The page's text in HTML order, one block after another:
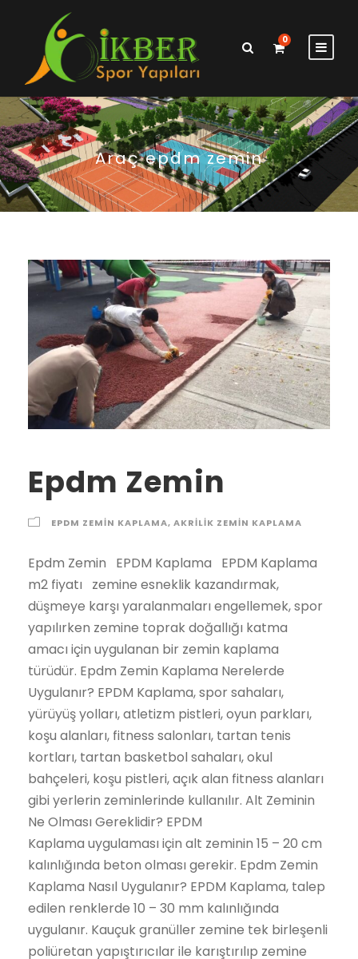
0
Araç epdm zemin
Epdm Zemin
EPDM ZEMIN KAPLAMA, AKRILIK ZEMIN KAPLAMA
Epdm Zemin EPDM Kaplama EPDM Kaplama m2 fiyatı zemine esneklik kazandırmak, düşmeye karşı yaralanmaları engellemek, spor yapılırken zemine toprak doğallığı katma amacı için uygulanan bir zemin kaplama türüdür. Epdm Zemin Kaplama Nerelerde Uygulanır? EPDM Kaplama, spor sahaları, yürüyüş yolları, atletizm pistleri, oyun parkları, koşu alanları, fitness salonları, tartan tenis kortları, tartan basketbol sahaları, okul bahçeleri, koşu pistleri, açık alan fitness alanları gibi yerlerin zeminlerinde kullanılır. Alt Zeminin Ne Olması Gereklidir? EPDM Kaplama uygulaması için alt zeminin 15 – 20 cm kalınlığında beton olması gerekir. Epdm Zemin Kaplama Nasıl Uygulanır? EPDM Kaplama, talep edilen renklerde 10 – 30 mm kalınlığında uygulanır. Kauçuk granüller zemine tek birleşenli poliüretan yapıştırıcılar ile karıştırılıp zemine uygulanır. 1.Kat: SBR Kauçuk 2.Kat: EPDM Kauçuk EPDM Kaplama Ne Zaman Uygulanır? EPDM Kaplama yapılabilmesi için havanın yağışsız ve nemli olması gerekmektedir. Önerilen sıcaklık + 20 C’dir. Epdm Kaplama Çeşitleri Nedir? EPDM Kaplama standartlara göre farklı şekillerde uygulanmaktadır. 8 + 5 EPDM Kaplama 2.8 + 7 EPDM Kaplama 3. 13 + 7 EPDM Kaplama 4. 23 + 7 EPDM Kaplama 5. İsteğe bağlı özel kalınlıklarda uygulanır. Epdm Zemin Kaplama Fiyatları EPDM Kaplama Fiyatları uygulanacak yerin metrajına, seçilen malzemenin kalitesine, epdm kaplamanın kalınlık tabakasına ( 8mm Sbr + 5mm Epdm, 8mm Sbr + 7mm Epdm, 23mm Sbr + 7mm Epdm), seçilecek kauçuk granüllerin renklerine, yapıştırıcının ithal ya da yerli olup olmamasına göre değişmektedir EPDM Kaplama, zemine esneklik kazandırmak, düşmeye karşı yaralanmaları engellemek, spor yapılırken zemine toprak doğallığı katma amacı için uygulanan bir zemin kaplama türüdür. Epdm Zemin Kaplama Nerelerde Uygulanır? EPDM Kaplama, spor sahaları, yürüyüş yolları, atletizm pistleri, oyun parkları, koşu alanları, fitness salonları, tartan tenis kortları, tartan basketbol sahaları, okul bahçeleri, koşu pistleri, açık alan fitness alanları gibi yerlerin zeminlerinde kullanılır. Alt Zeminin Ne Olması Gereklidir? EPDM Kaplama uygulaması için alt zeminin 15 – 20 cm kalınlığında beton olması gerekir. Epdm Zemin Kaplama Nasıl Uygulanır? EPDM Kaplama, talep edilen renklerde 10 – 30 mm kalınlığında uygulanır. Kauçuk granüller zemine tek birleşenli poliüretan yapıştırıcılar ile karıştırılıp zemine uygulanır. 1.Kat: SBR Kauçuk 2.Kat: EPDM Kauçuk EPDM Kaplama Ne Zaman Uygulanır? EPDM Kaplama yapılabilmesi için havanın yağışsız ve nemli olması gerekmektedir. Önerilen sıcaklık + 20 C’dir. Epdm Kaplama Çeşitleri Nedir? EPDM Kaplama standartlara göre farklı şekillerde uygulanmaktadır. 8 + 5 EPDM Kaplama 2.8 + 7 EPDM Kaplama 3. 13 + 7 EPDM Kaplama 4. 23 + 7 EPDM Kaplama 5. İsteğe bağlı özel kalınlıklarda uygulanır. Epdm Zemin Kaplama Fiyatları EPDM Kaplama Fiyatları uygulanacak yerin metrajına, seçilen malzemenin kalitesine, epdm kaplamanın kalınlık tabakasına ( 8mm Sbr + 5mm Epdm, 8mm Sbr + 7mm Epdm, 23mm Sbr + 7mm Epdm), seçilecek kauçuk granüllerin renklerine, yapıştırıcının ithal ya da yerli olup olmamasına göre değişmektedir. EPDM zemin fiyatları Güvenlik Filesi Güvenlik filesi Emniyet Filesi Balkon Filesi Kuş Filesi Halı Saha Filesi Merdiven Filesi Sıva Filesi Suni Çim SUNİ ÇİM V-Power Suni Çim Halı Suni Çim Çok Amaçlı Saha Sentetik Çim Çim Halı Garden Suni Çim Halı Dekoratif Çim Halı TEL VE ÇİT Tel Örgü Çimenliçim Çit & Çimli Çit Panel Çit Single panel çit (Klasik panel çit) Double Panel Çit Mızraklı Panel Çit Yarasa Panel Çit Pirana Panel Çit Jiletli Panel Çit Jiletli Tel Boru Direkli Tel Çit Beton Direk Trapez Sac Spor Tesisleri Halı Saha Yapımı Açık Halı Saha Yapımı Kapalı Halı Saha Yapımı Basketbol Sahası Yapımı Beyzbol Sahası Yapımı Tenis Kortu Yapımı Golf Sahası Yapımı Spor Malzemeleri Basketbol Potası Hentbol Kalesi Futbol Kalesi Tenis Direği Skorbord Boks Ringi Tribün Koltuğu Çelik Konstrüksiyon Çelik Güçlendirmeler Çelik Endüstriyel Tesisler Çelik Hayvan Barınakları Çelik Platformlar Çelik Silo ve Tanklar Çelik Konstrüksiyon Sanayi Tesisleri Çelik Fabrika Binaları Depolar ve Hangarlar. epdm zemin 2021 2022 2023 fiyatları Şehirler İlçeler Adana epdm zemin, Adıyaman epdm zemin, Afyon epdm zemin, Ağrı epdm zemin, Amasya epdm zemin, Ankara epdm zemin, Antalya epdm zemin, Artvin epdm zemin, Aydın epdm zemin, Balıkesir epdm zemin, Bilecik epdm zemin, Bingöl epdm zemin, Bitlis epdm zemin, Bolu epdm zemin, Burdur epdm zemin, Bursa epdm zemin, Çanakkale epdm zemin, Çankırı epdm zemin, Çorum epdm zemin, Denizli epdm zemin, Diyarbakır epdm zemin, Edirne epdm zemin, Elazığ epdm zemin, Erzincan epdm zemin, Erzurum epdm zemin, Eskişehir epdm zemin, Gaziantep epdm zemin, Giresun epdm zemin, Gümüşhane epdm zemin, Hakkari epdm zemin, Hatay epdm zemin, Isparta epdm zemin, İçel (Mersin) epdm zemin, İstanbul epdm zemin, İzmir epdm zemin, Kars epdm zemin, Kastamonu epdm zemin, Kayseri epdm zemin, Kırklareli epdm zemin, Kırşehir epdm zemin, Kocaeli epdm zemin, Konya epdm zemin, Kütahya epdm zemin, Malatya epdm zemin, Manisa epdm zemin, K.maraş epdm zemin, Mardin epdm zemin, Muğla epdm zemin, Muş epdm zemin, Nevşehir epdm zemin, Niğde epdm zemin, Ordu epdm zemin, Rize epdm zemin, Sakarya epdm zemin, Samsun epdm zemin, Siirt epdm zemin, Sinop epdm zemin, Sivas epdm zemin, Tekirdağ epdm zemin, Tokat epdm zemin, Trabzon epdm zemin, Tunceli epdm zemin, Şanlıurfa epdm zemin, Uşak epdm zemin, Van epdm zemin, Yozgat epdm zemin, Zonguldak epdm zemin, Aksaray epdm zemin, Bayburt epdm zemin, Karaman epdm zemin, Kırıkkale epdm zemin, Batman epdm zemin, Şırnak epdm zemin, Bartın epdm zemin, Ardahan epdm zemin, Iğdır epdm zemin, Yalova epdm zemin, Karabük epdm zemin, Kilis epdm zemin, Osmaniye epdm zemin, Düzce epdm zemin, İbradı epdm zemin, Kaş epdm zemin, Kemer / Antalya epdm zemin, Kepez epdm zemin, Konyaaltı epdm zemin, Korkuteli epdm zemin, Gündoğmuş epdm zemin, Alpu epdm zemin, Beylikova epdm zemin, Çifteler epdm zemin, Günyüzü epdm zemin, Han epdm zemin, İnönü epdm zemin, Mahmudiye epdm zemin, Mihalgazi epdm zemin, Mihalıççık epdm zemin, Odunpazarı epdm zemin, Sarıcakaya epdm zemin, Seyitgazi epdm zemin, Sivrihisar epdm zemin, Tepebaşı epdm zemin, Araban epdm zemin, İslahiye epdm zemin, Karkamış epdm zemin, Nizip epdm zemin, Nurdağı epdm zemin, Oğuzeli epdm zemin, Şahinbey epdm zemin, Şehitkamil epdm zemin, Yavuzeli epdm zemin, Alucra epdm zemin, Bulancak epdm zemin, Çamoluk epdm zemin, Çanakçı epdm zemin, Dereli epdm zemin, Doğankent epdm zemin, Espiye epdm zemin, Eynesil epdm zemin, Giresun Merkez epdm zemin, Görele epdm zemin, Güce epdm zemin, Keşap epdm zemin, Piraziz epdm zemin, Şebinkarahisar epdm zemin, Tirebolu epdm zemin, Yağlıdere epdm zemin, Gümüşhane Merkez epdm zemin, Kelkit epdm zemin, Köse epdm zemin, Kürtün epdm zemin, Şiran epdm zemin, Torul epdm zemin, Çukurca epdm zemin, Hakkari Merkez epdm zemin, Şemdinli epdm zemin, Yüksekova epdm zemin, Altınözü epdm zemin, Belen epdm zemin, Dörtyol epdm zemin, Erzin epdm zemin, Hassa epdm zemin, Hatay Merkez epdm zemin, İskenderun epdm zemin, Kırıkhan epdm zemin, Kumlu epdm zemin, Reyhanlı epdm zemin, Samandağ epdm zemin, Yayladağı epdm zemin, Aksu / Isparta epdm zemin, Atabey epdm zemin, Eğirdir epdm zemin, Gelendost epdm zemin, Gönen / Isparta epdm zemin, Isparta Merkez epdm zemin, Keçiborlu epdm zemin, Senirkent epdm zemin, Sütçüler epdm zemin, Şarkikaraağaç epdm zemin, Uluborlu epdm zemin, Yalvaç epdm zemin, Yenişarbademli epdm zemin, Akdeniz epdm zemin, Anamur epdm zemin, Aydıncık / Mersin epdm zemin, Bafra epdm zemin, Canik epdm zemin, Çarşamba epdm zemin, Havza epdm zemin, İlkadım epdm zemin, Kavak epdm zemin, Ladik epdm zemin, Ondokuzmayıs epdm zemin, Salıpazarı epdm zemin, Tekkeköy epdm zemin, Terme epdm zemin, Vezirköprü epdm zemin, Yakakent epdm zemin, Aydınlar epdm zemin, Baykan epdm zemin, Eruh epdm zemin, Kurtalan epdm zemin, Pervari epdm zemin, Siirt Merkez epdm zemin, Şirvan epdm zemin, Ayancık epdm zemin, Boyabat epdm zemin, Dikmen epdm zemin, Durağan epdm zemin, Erfelek epdm zemin, Gerze epdm zemin, Saraydüzü epdm zemin, Sinop Merkez epdm zemin, Türkeli epdm zemin, Akıncılar epdm zemin, Altınyayla / Sivas epdm zemin, Divriği epdm zemin, Doğanşar epdm zemin, Gemerek epdm zemin, Gölova epdm zemin, Gürün epdm zemin, Hafik epdm zemin, İmranlı epdm zemin, Kangal epdm zemin, Koyulhisar epdm zemin, Sivas Merkez epdm zemin, Suşehri epdm zemin, Şarkışla epdm zemin, Ulaş epdm zemin, Yıldızeli epdm zemin, Zara epdm zemin, Çerkezköy epdm zemin, Çorlu epdm zemin, Hayrabolu epdm zemin, Malkara epdm zemin, Marmaraereğlisi epdm zemin, Muratlı epdm zemin, Saray / Tekirdağ epdm zemin, Şarköy epdm zemin, Tekirdağ Merkez epdm zemin, Almus epdm zemin, Artova epdm zemin, Başçiftlik epdm zemin, Erbaa epdm zemin, Niksar epdm zemin, Pazar / Tokat epdm zemin, Reşadiye epdm zemin, Sulusaray epdm zemin, Tokat Merkez epdm zemin, Turhal epdm zemin, Siyahyurt / Tokat epdm zemin, Zile epdm zemin, Akçaabat epdm zemin, Araklı epdm zemin, Arsin epdm zemin, Beşikdüzü epdm zemin, Çarşıbaşı epdm zemin, Çaykara epdm zemin, Dernekpazarı epdm zemin, Düzköy epdm zemin, Hayrat epdm zemin, Köprübaşı / Trabzon epdm zemin, Maçka epdm zemin, Of epdm zemin, Sürmene epdm zemin, Şalpazarı epdm zemin, Tonya epdm zemin, Trabzon Merkez epdm zemin, Vakfıkebir epdm zemin, Yomra epdm zemin, Çemişgezek epdm zemin, Hozat epdm zemin, Mazgirt epdm zemin, Nazımiye epdm zemin, Ovacık / Tunceli epdm zemin, Pertek epdm zemin, Pülümür epdm zemin, Tunceli Merkez epdm zemin, Akçakale epdm zemin, Birecik epdm zemin, Bozova epdm zemin, Ceylanpınar epdm zemin, Halfeti epdm zemin, Harran epdm zemin, Hilvan epdm zemin, Siverek epdm zemin, Suruç epdm zemin, Şanlıurfa Merkez epdm zemin, Viranşehir epdm zemin, Banaz epdm zemin, Eşme epdm zemin, Karahallı epdm zemin, Sivaslı epdm zemin, Ulubey / Uşak epdm zemin, Uşak Merkez epdm zemin, Bahçesaray epdm zemin, Başkale epdm zemin, Çaldıran epdm zemin, Çatak epdm zemin, Edremit / Van epdm zemin, Erciş epdm zemin, Gevaş epdm zemin, Gürpınar epdm z